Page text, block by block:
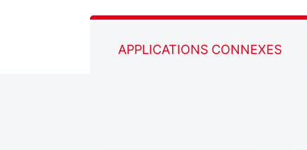
APPLICATIONS CONNEXES